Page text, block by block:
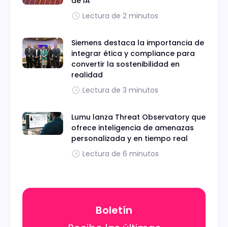
Lectura de 2 minutos
Siemens destaca la importancia de
integrar ética y compliance para
convertir la sostenibilidad en
realidad
Lectura de 3 minutos
Lumu lanza Threat Observatory que
ofrece inteligencia de amenazas
personalizada y en tiempo real
Lectura de 6 minutos
Boletín